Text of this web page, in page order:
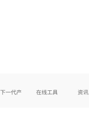
下一代产品 在线工具 资讯